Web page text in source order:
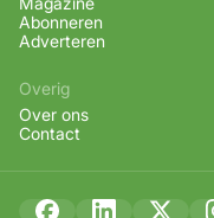
Abonneren
Adverteren
Overig
Over ons
Contact